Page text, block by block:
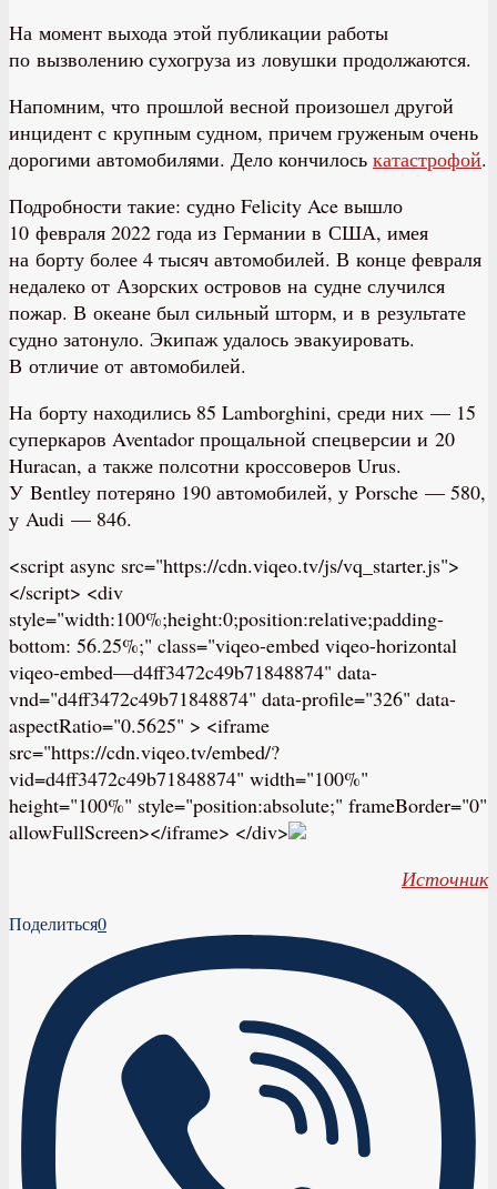
На момент выхода этой публикации работы
по вызволению сухогруза из ловушки продолжаются.
Напомним, что прошлой весной произошел другой
инцидент с крупным судном, причем груженым очень
дорогими автомобилями. Дело кончилось катастрофой.
Подробности такие: судно Felicity Ace вышло
10 февраля 2022 года из Германии в США, имея
на борту более 4 тысяч автомобилей. В конце февраля
недалеко от Азорских островов на судне случился
пожар. В океане был сильный шторм, и в результате
судно затонуло. Экипаж удалось эвакуировать.
В отличие от автомобилей.
На борту находились 85 Lamborghini, среди них — 15
суперкаров Aventador прощальной спецверсии и 20
Huracan, а также полсотни кроссоверов Urus.
У Bentley потеряно 190 автомобилей, у Porsche — 580,
у Audi — 846.
<script async src="https://cdn.viqeo.tv/js/vq_starter.js">
</script> <div
style="width:100%;height:0;position:relative;padding-
bottom: 56.25%;" class="viqeo-embed viqeo-horizontal
viqeo-embed—d4ff3472c49b71848874" data-
vnd="d4ff3472c49b71848874" data-profile="326" data-
aspectRatio="0.5625" > <iframe
src="https://cdn.viqeo.tv/embed/?
vid=d4ff3472c49b71848874" width="100%"
height="100%" style="position:absolute;" frameBorder="0"
allowFullScreen></iframe> </div>
Источник
Поделиться0